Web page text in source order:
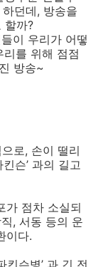
던데, 방송을
할까?
이 우리가 어떻
를 위해 점점
방송~
로, 손이 떨리
슨’ 과의 길고
가 점차 소실되
, 서동 등의 운
이다.
킨슨병’ 과 긴 전